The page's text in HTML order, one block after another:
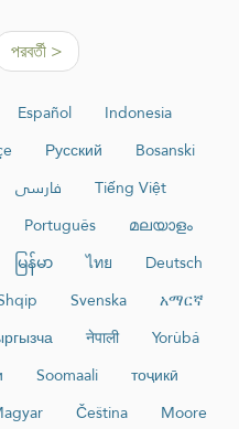
পরবর্তী >
Español
Indonesia
Русский
Bosanski
فارسی
Tiếng Việt
Português
മലയാളം
မြန်မာ ไทย
Deutsch
Svenska
አማርኛ
नेपाली
Yorùbá
Soomaali
тоҷикӣ
Čeština
Moore